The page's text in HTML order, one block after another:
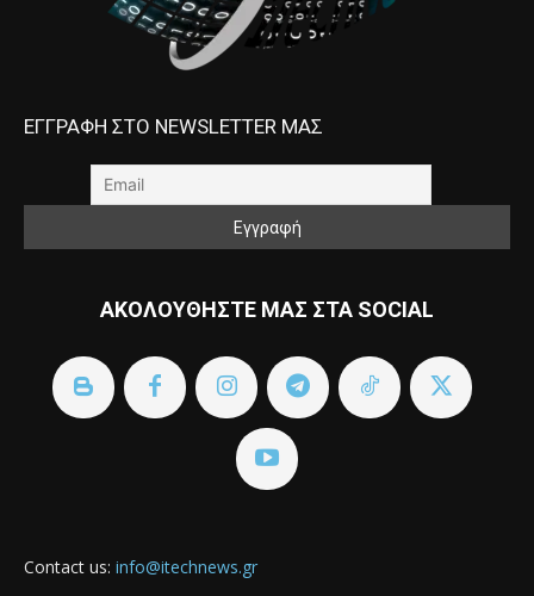
ΕΓΓΡΑΦΗ ΣΤΟ NEWSLETTER ΜΑΣ
ΑΚΟΛΟΥΘΗΣΤΕ ΜΑΣ ΣΤΑ SOCIAL
Contact us: info@itechnews.gr